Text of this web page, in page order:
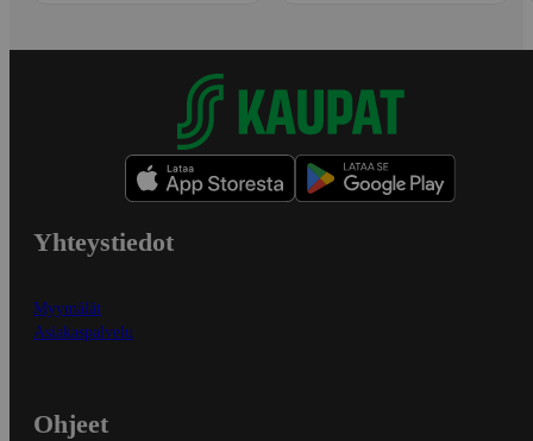
Yhteystiedot
Myymälät
Asiakaspalvelu
Ohjeet